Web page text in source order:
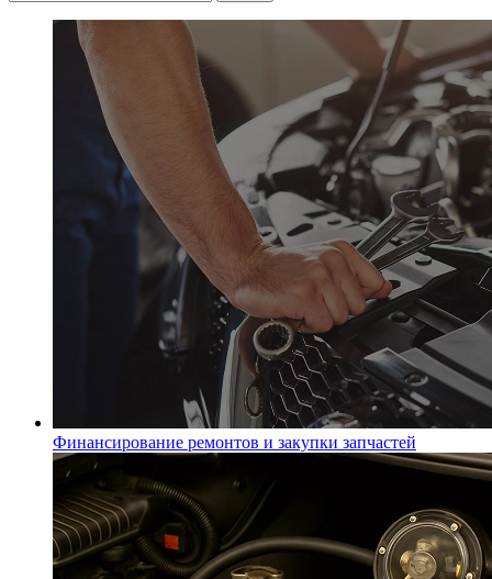
Финансирование ремонтов и закупки запчастей